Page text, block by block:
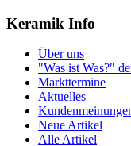
Keramik Info
Über uns
"Was ist Was?"
Markttermine
Aktuelles
Neue Artikel
Alle Artikel